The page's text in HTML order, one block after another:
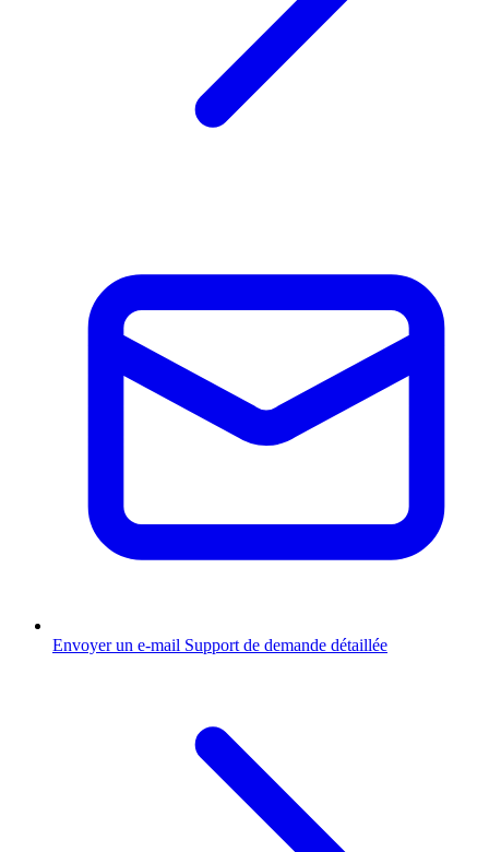
Envoyer un e-mail Support de demande détaillée